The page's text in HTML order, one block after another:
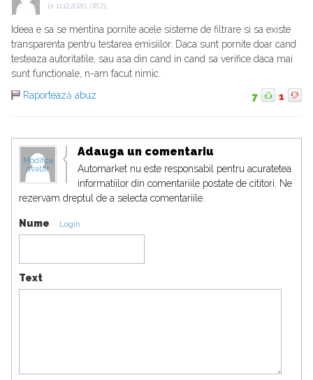
la 11.12.2020, 08:21
Ideea e sa se mentina pornite acele sisteme de filtrare si sa existe
transparenta pentru testarea emisiilor. Daca sunt pornite doar cand
testeaza autoritatile, sau asa din cand in cand sa verifice daca mai
sunt functionale, n-am facut nimic.
Raportează abuz
7 1
Modifica
avatar
Adauga un comentariu
Automarket nu este responsabil pentru acuratetea
informatiilor din comentariile postate de cititori. Ne
rezervam dreptul de a selecta comentariile.
Nume Login
Text